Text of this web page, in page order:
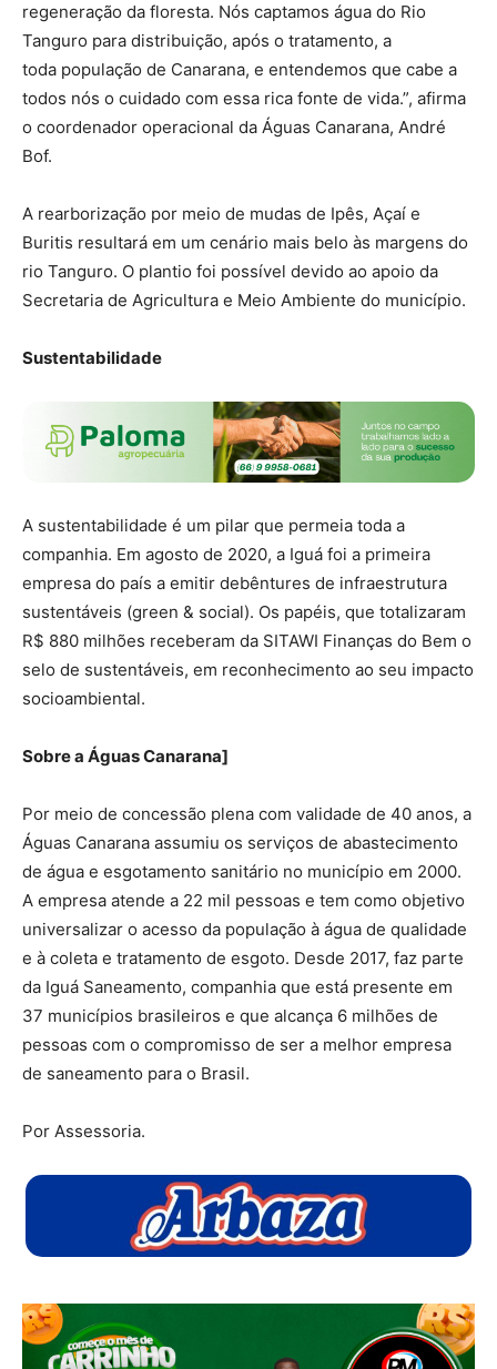
regeneração da floresta. Nós captamos água do Rio
Tanguro para distribuição, após o tratamento, a
toda população de Canarana, e entendemos que cabe a
todos nós o cuidado com essa rica fonte de vida.”, afirma
o coordenador operacional da Águas Canarana, André
Bof.
A rearborização por meio de mudas de Ipês, Açaí e
Buritis resultará em um cenário mais belo às margens do
rio Tanguro. O plantio foi possível devido ao apoio da
Secretaria de Agricultura e Meio Ambiente do município.
Sustentabilidade
A sustentabilidade é um pilar que permeia toda a
companhia. Em agosto de 2020, a Iguá foi a primeira
empresa do país a emitir debêntures de infraestrutura
sustentáveis (green & social). Os papéis, que totalizaram
R$ 880 milhões receberam da SITAWI Finanças do Bem o
selo de sustentáveis, em reconhecimento ao seu impacto
socioambiental.
Sobre a Águas Canarana]
Por meio de concessão plena com validade de 40 anos, a
Águas Canarana assumiu os serviços de abastecimento
de água e esgotamento sanitário no município em 2000.
A empresa atende a 22 mil pessoas e tem como objetivo
universalizar o acesso da população à água de qualidade
e à coleta e tratamento de esgoto. Desde 2017, faz parte
da Iguá Saneamento, companhia que está presente em
37 municípios brasileiros e que alcança 6 milhões de
pessoas com o compromisso de ser a melhor empresa
de saneamento para o Brasil.
Por Assessoria.